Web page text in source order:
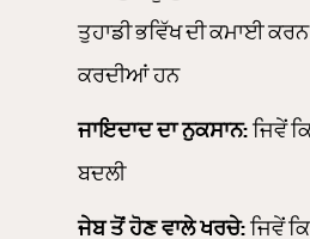
ਤੁਹਾਡੀ ਭਵਿੱਖ ਦੀ ਕਮਾਈ
ਕਰਦੀਆਂ ਹਨ
ਜਾਇਦਾਦ ਦਾ ਨੁਕਸਾਨ: ਜਿਵੇਂ
ਬਦਲੀ
ਜੇਬ ਤੋਂ ਹੋਣ ਵਾਲੇ ਖਰਚੇ: ਜਿਵੇਂ